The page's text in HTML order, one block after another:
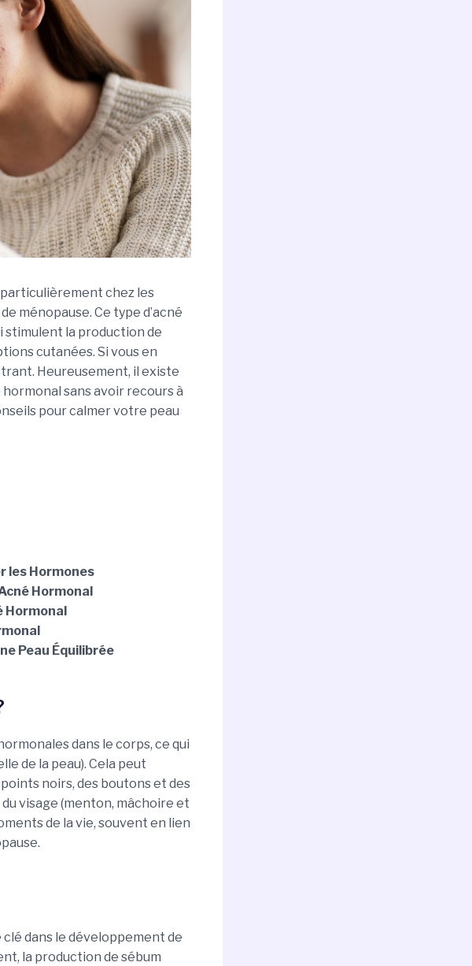
chez les
ménopause. Ce type d’acné
la production de
cutanées. Si vous en
Heureusement, il existe
sans avoir recours à
pour calmer votre peau
les Hormones
Hormonal
Hormonal
Peau Équilibrée
dans le corps, ce qui
de la peau). Cela peut
noirs, des boutons et des
visage (menton, mâchoire et
de la vie, souvent en lien
dans le développement de
la production de sébum